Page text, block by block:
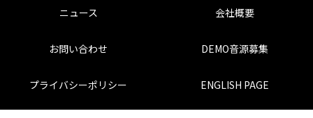
ニュース 会社概要
お問い合わせ DEMO音源募集
プライバシーポリシー ENGLISH PAGE